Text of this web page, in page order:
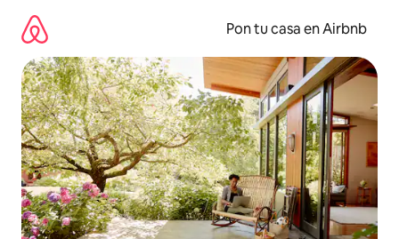
contenido
Pon tu casa en Airbnb